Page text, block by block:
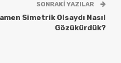
SONRAKI YAZILAR
Simetrik Olsaydı Nasıl
Gözükürdük?